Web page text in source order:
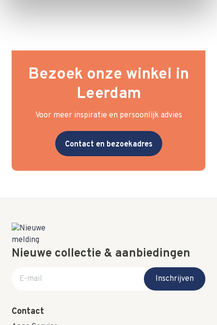
Bezoek onze winkel in
Leerdam
Voor meer inspiratie en persoonlijk advies
Contact en bezoekadres
Nieuwe collectie & aanbiedingen
E-mail adres
Inschrijven
Contact